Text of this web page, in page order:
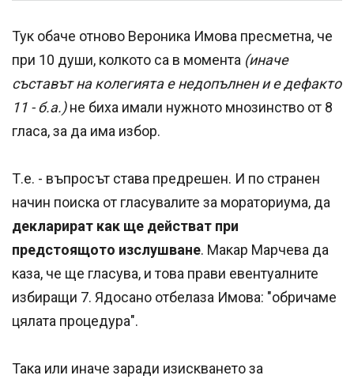
Тук обаче отново Вероника Имова пресметна, че
при 10 души, колкото са в момента (иначе
съставът на колегията е недопълнен и е дефакто
11 - б.а.)не биха имали нужното мнозинство от 8
гласа, за да има избор.
Т.е. - въпросът става предрешен. И по странен
начин поиска от гласувалите за мораториума, да
декларират как ще действат при
предстоящото изслушване. Макар Марчева да
каза, че ще гласува, и това прави евентуалните
избиращи 7. Ядосано отбелаза Имова: "обричаме
цялата процедура".
Така или иначе заради изискването за